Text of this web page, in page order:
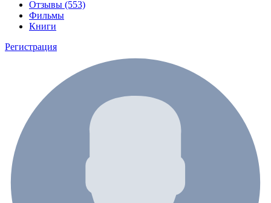
Отзывы (553)
Фильмы
Книги
Регистрация